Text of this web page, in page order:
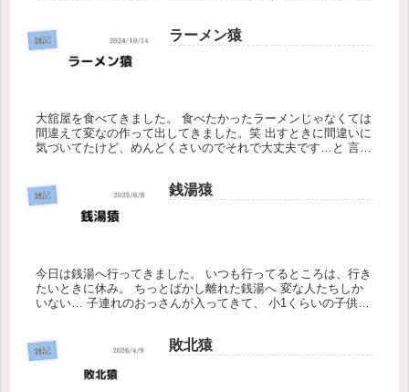
雑記 ラーメン猿
大舘屋を食べてきました。 食べたかったラーメンじゃなくては
間違えて変なの作って出してきました。笑 出すときに間違いに
気づいてたけど、めんどくさいのでそれで大丈夫です…と 言っ
雑記 銭湯猿
今日は銭湯へ行ってきました。 いつも行ってるところは、行き
たいときに休み。 ちっとばかし離れた銭湯へ 変な人たちしか
いない… 子連れのおっさんが入ってきて、 小1くらいの子供2
雑記 敗北猿